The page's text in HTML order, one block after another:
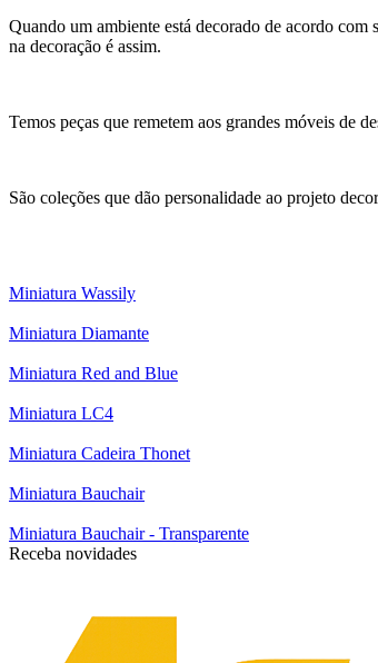
Quando um ambiente está decorado de acordo com
na decoração é assim.
Temos peças que remetem aos grandes móveis de
São coleções que dão personalidade ao projeto
Miniatura Wassily
Miniatura Diamante
Miniatura Red and Blue
Miniatura LC4
Miniatura Cadeira Thonet
Miniatura Bauchair
Miniatura Bauchair - Transparente
Receba novidades